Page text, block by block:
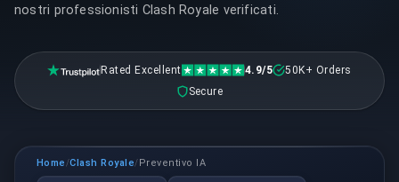
nostri professionisti Clash Royale verificati.
Rated Excellent 4.9/5
50K+ Orders
Secure
Home /Clash Royale/Preventivo IA